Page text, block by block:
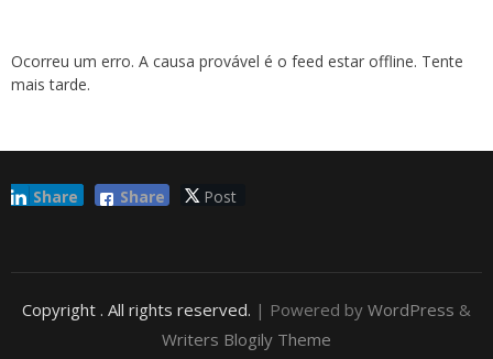
Ocorreu um erro. A causa provável é o feed estar offline. Tente
mais tarde.
Share Post
Share
Copyright . All rights reserved. | Powered by WordPress &
Writers Blogily Theme